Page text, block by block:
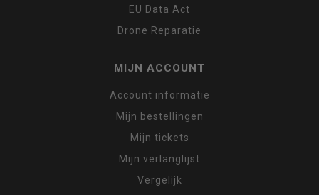
EU Data Act
Drone Reparatie
MIJN ACCOUNT
Account informatie
Mijn bestellingen
Mijn tickets
Mijn verlanglijst
Vergelijk